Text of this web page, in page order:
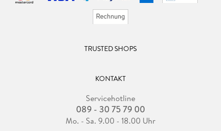
TRUSTED SHOPS
KONTAKT
Servicehotline
089 - 30 75 79 00
Mo. - Sa. 9.00 - 18.00 Uhr